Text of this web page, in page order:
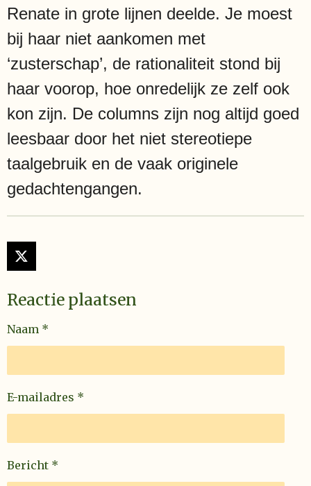
Renate in grote lijnen deelde. Je moest
bij haar niet aankomen met
‘zusterschap’, de rationaliteit stond bij
haar voorop, hoe onredelijk ze zelf ook
kon zijn. De columns zijn nog altijd goed
leesbaar door het niet stereotiepe
taalgebruik en de vaak originele
gedachtengangen.
X
Reactie plaatsen
Naam *
E-mailadres *
Bericht *